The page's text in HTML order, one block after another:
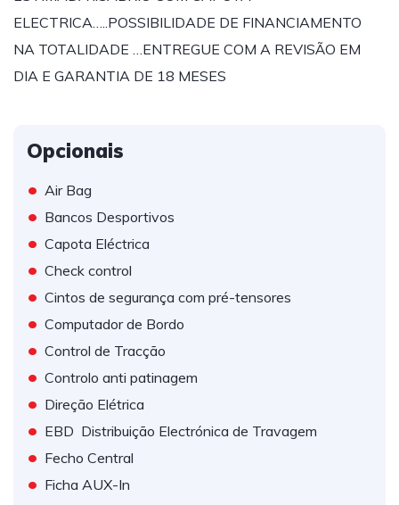
ELECTRICA…..POSSIBILIDADE DE FINANCIAMENTO
NA TOTALIDADE …ENTREGUE COM A REVISÃO EM
DIA E GARANTIA DE 18 MESES
Opcionais
• Air Bag
• Bancos Desportivos
• Capota Eléctrica
• Check control
• Cintos de segurança com pré-tensores
• Computador de Bordo
• Control de Tracção
• Controlo anti patinagem
• Direção Elétrica
• EBD  Distribuição Electrónica de Travagem
• Fecho Central
• Ficha AUX-In